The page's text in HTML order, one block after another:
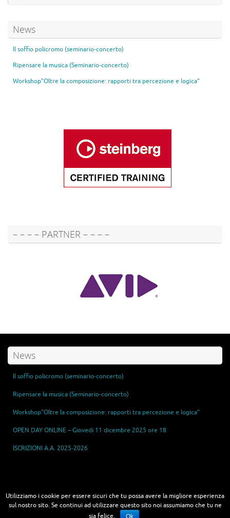
News
Il soffio policromo (seminario-concerto)
Ripensare la musica (Seminario-concerto)
Workshop”Oltre la composizione: rapporti tra percezione e logica”
– – – – PARTNER – – – –
News
Il soffio policromo (seminario-concerto)
Ripensare la musica (Seminario-concerto)
Workshop”Oltre la composizione: rapporti tra percezione e logica”
OPEN DAY ONLINE – Giovedì 11 dicembre 2025 ore 18
ISCRIZIONI A.A. 2025-2026
Utilizziamo i cookie per essere sicuri che tu possa avere la migliore esperienza
sul nostro sito. Se continui ad utilizzare questo sito noi assumiamo che tu ne
sia felice.
Ok